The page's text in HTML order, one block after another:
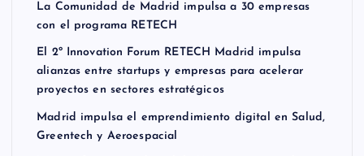
La Comunidad de Madrid impulsa a 30 empresas
con el programa RETECH
El 2º Innovation Forum RETECH Madrid impulsa
alianzas entre startups y empresas para acelerar
proyectos en sectores estratégicos
Madrid impulsa el emprendimiento digital en Salud,
Greentech y Aeroespacial